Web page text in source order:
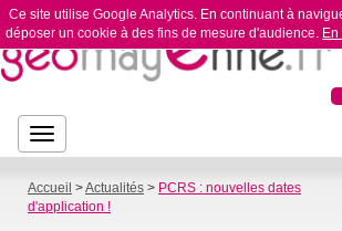
Ce site utilise Google Analytics. En continuant à
déposer un cookie à des fins de mesure d'audience.
Bouton
de
navigation
Bouton de navigation
Accueil >Actualités > PCRS : nouvelles dates
d'application !